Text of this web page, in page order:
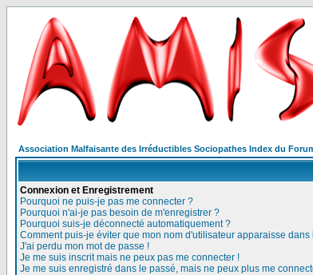
Association Malfaisante des Irréductibles Sociopathes Index du
Connexion et Enregistrement
Pourquoi ne puis-je pas me connecter ?
Pourquoi n'ai-je pas besoin de m'enregistrer ?
Pourquoi suis-je déconnecté automatiquement ?
Comment puis-je éviter que mon nom d'utilisateur apparaisse
J'ai perdu mon mot de passe !
Je me suis inscrit mais ne peux pas me connecter !
Je me suis enregistré dans le passé, mais ne peux plus me